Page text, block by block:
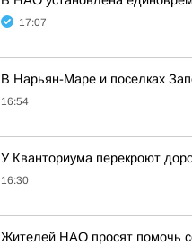
17:07
В Нарьян-Маре и поселках
16:54
У Кванториума перекроют
16:30
Жителей НАО просят помочь